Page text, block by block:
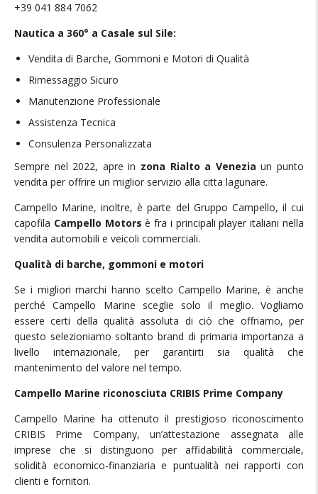
+39 041 884 7062
Nautica a 360° a Casale sul Sile:
Vendita di Barche, Gommoni e Motori di Qualità
Rimessaggio Sicuro
Manutenzione Professionale
Assistenza Tecnica
Consulenza Personalizzata
Sempre nel 2022, apre in zona Rialto a Venezia un punto
vendita per offrire un miglior servizio alla citta lagunare.
Campello Marine, inoltre, è parte del Gruppo Campello, il cui
capofila Campello Motors è fra i principali player italiani nella
vendita automobili e veicoli commerciali.
Qualità di barche, gommoni e motori
Se i migliori marchi hanno scelto Campello Marine, è anche
perché Campello Marine sceglie solo il meglio. Vogliamo
essere certi della qualità assoluta di ciò che offriamo, per
questo selezioniamo soltanto brand di primaria importanza a
livello internazionale, per garantirti sia qualità che
mantenimento del valore nel tempo.
Campello Marine riconosciuta CRIBIS Prime Company
Campello Marine ha ottenuto il prestigioso riconoscimento
CRIBIS Prime Company, un’attestazione assegnata alle
imprese che si distinguono per affidabilità commerciale,
solidità economico-finanziaria e puntualità nei rapporti con
clienti e fornitori.